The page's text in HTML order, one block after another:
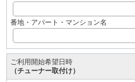
番地・アパート・マンション名
ご利用開始希望日時
（チューナー取付け）